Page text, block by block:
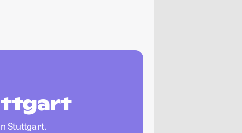
Stuttgart.